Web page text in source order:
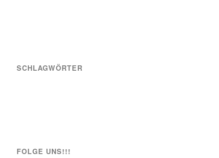
SCHLAGWÖRTER
FOLGE UNS!!!